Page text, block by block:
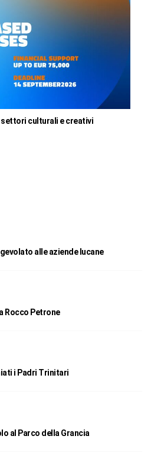
settori culturali e creativi
alle aziende lucane
Rocco Petrone
i Padri Trinitari
al Parco della Grancia